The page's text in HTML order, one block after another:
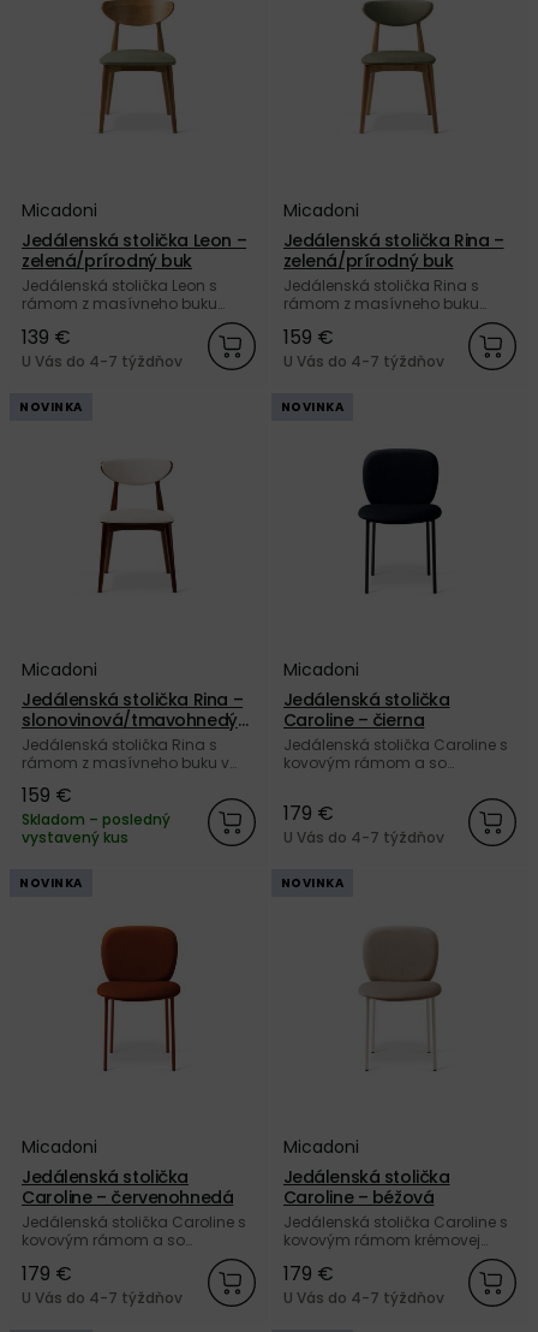
Micadoni
Jedálenská stolička Leon –
zelená/prírodný buk
Jedálenská stolička Leon s
rámom z masívneho buku
prírodnej farby a so sedákom
čalúneným zelenou
zamatovou tkaninou Velvet od
značky Micadoni.
139 €
U Vás do 4-7 týždňov
Micadoni
Jedálenská stolička Rina –
zelená/prírodný buk
Jedálenská stolička Rina s
rámom z masívneho buku
prírodnej farby, a so sedákom
a operadlom čalúnenými
zamatovou tkaninou Velvet
zelenej farby od značky
159 €
U Vás do 4-7 týždňov
NOVINKA
Micadoni
Jedálenská stolička Rina –
slonovinová/tmavohnedý
buk
Jedálenská stolička Rina s
rámom z masívneho buku v
sedákom a operadlom
čalúnenými ženilkovou
tkaninou Chenille slonovinovej
farby od značky Micadoni.
159 €
Skladom – posledný
vystavený kus
NOVINKA
Micadoni
Jedálenská stolička
Caroline – čierna
Jedálenská stolička Caroline s
kovovým rámom a so
Micadoni.
179 €
U Vás do 4-7 týždňov
NOVINKA
Micadoni
Jedálenská stolička
Caroline – červenohnedá
Jedálenská stolička Caroline s
kovovým rámom a so
zamatovým čalúnením Velvet
v červenohnedej farbe od
značky Micadoni.
179 €
U Vás do 4-7 týždňov
NOVINKA
Micadoni
Jedálenská stolička
Caroline – béžová
Jedálenská stolička Caroline s
kovovým rámom krémovej
farby a s béžovým zamatovým
čalúnením Velvet od značky
Micadoni.
179 €
U Vás do 4-7 týždňov